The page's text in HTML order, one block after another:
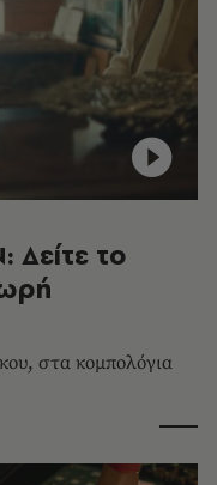
Δείτε το
στα κομπολόγια